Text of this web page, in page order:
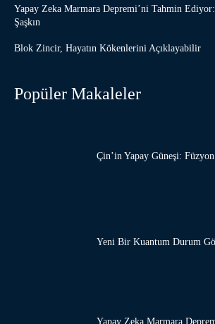
Yapay Zeka Marmara Depremi’ni Tahmin
Şaşkın
Blok Zincir, Hayatın Kökenlerini Açıklayabilir
Popüler Makaleler
Çin’in Yapay Güneşi:
Yeni Bir Kuantum Durum
Yapay Zeka Marmara